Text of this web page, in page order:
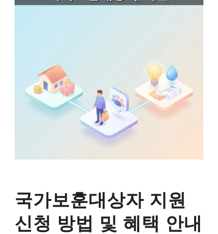
국가보훈대상자 지원
신청 방법 및 혜택 안내